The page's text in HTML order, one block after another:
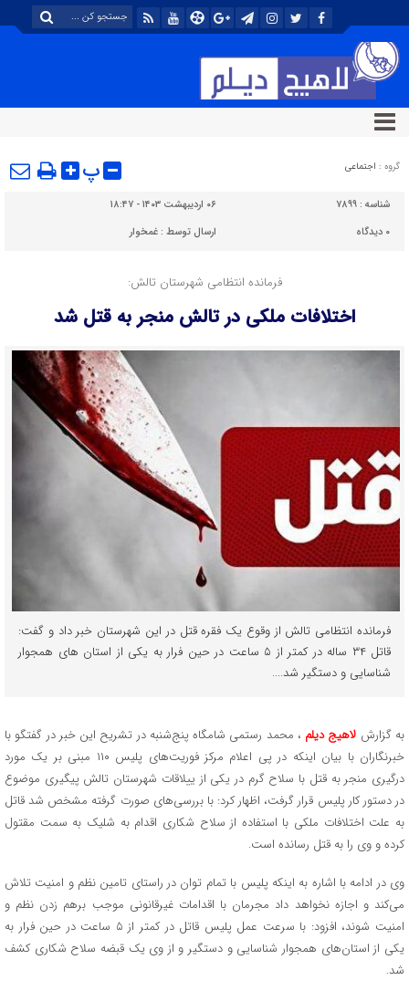
گروه : اجتماعی پ
شناسه : ۷۸۹۹
۰۶ اردیبهشت ۱۴۰۳ - ۱۸:۴۷
۰ دیدگاه ارسال توسط :غمخوار
فرمانده انتظامی شهرستان تالش:
اختلافات ملکی در تالش منجر به قتل شد
فرمانده انتظامی تالش از وقوع یک فقره قتل در این شهرستان خبر داد و گفت:
قاتل ۳۴ ساله در کمتر از ۵ ساعت در حین فرار به یکی از استان های همجوار
شناسایی و دستگیر شد....
به گزارش لاهیج دیلم ، محمد رستمی شامگاه پنج‌شنبه در تشریح این خبر در گفتگو با
خبرنگاران با بیان اینکه در پی اعلام مرکز فوریت‌های پلیس ۱۱۰ مبنی بر یک مورد
درگیری منجر به قتل با سلاح گرم در یکی از ییلاقات شهرستان تالش پیگیری موضوع
در دستور کار پلیس قرار گرفت، اظهار کرد: با بررسی‌های صورت گرفته مشخص شد قاتل
به علت اختلافات ملکی با استفاده از سلاح شکاری اقدام به شلیک به سمت مقتول
کرده و وی را به قتل رسانده است.
وی در ادامه با اشاره به اینکه پلیس با تمام توان در راستای تامین نظم و امنیت تلاش
می‌کند و اجازه نخواهد داد مجرمان با اقدامات غیرقانونی موجب برهم زدن نظم و
امنیت شوند، افزود: با سرعت عمل پلیس قاتل در کمتر از ۵ ساعت در حین فرار به
یکی از استان‌های همجوار شناسایی و دستگیر و از وی یک قبضه سلاح شکاری کشف
شد.